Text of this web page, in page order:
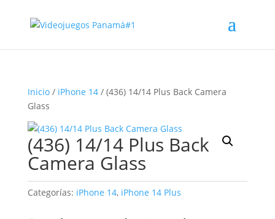
Inicio/ iPhone 14/ (436) 14/14 Plus Back Camera
Glass
(436) 14/14 Plus Back
Camera Glass
Categorías: iPhone 14, iPhone 14 Plus